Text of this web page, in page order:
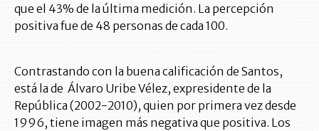
que el 43% de la última medición. La percepción
positiva fue de 48 personas de cada 100.
Contrastando con la buena calificación de Santos,
está la de Álvaro Uribe Vélez, expresidente de la
República (2002-2010), quien por primera vez desde
1996, tiene imagen más negativa que positiva. Los